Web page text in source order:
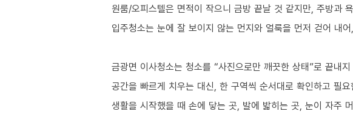
원룸/오피스텔은 면적이 작으니 금방 끝날 것 같지만, 주방과
입주청소는 눈에 잘 보이지 않는 먼지와 얼룩을 먼저 걷어 내
금광면 이사청소는 청소를 “사진으로만 깨끗한 상태”로 끝내
공간을 빠르게 치우는 대신, 한 구역씩 순서대로 확인하고 필
생활을 시작했을 때 손에 닿는 곳, 발에 밟히는 곳, 눈이 자주